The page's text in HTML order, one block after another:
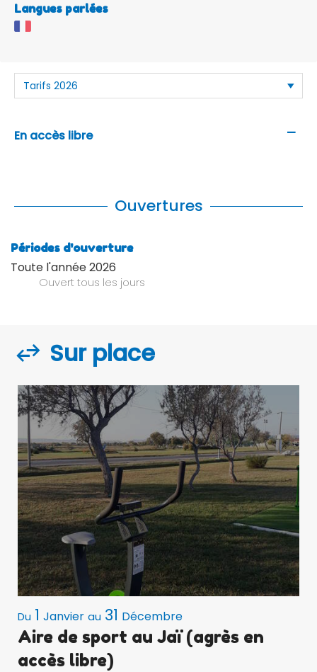
Langues parlées
En accès libre —
Ouvertures
Périodes d'ouverture
Toute l'année 2026
Ouvert tous les jours
Sur place
Du 1 Janvier au 31 Décembre
Aire de sport au Jaï (agrès en
accès libre)